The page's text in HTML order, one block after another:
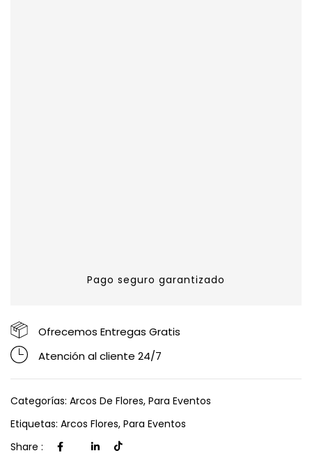
Pago seguro garantizado
Ofrecemos Entregas Gratis
Atención al cliente 24/7
Categorías: Arcos De Flores, Para Eventos
Etiquetas: Arcos Flores, Para Eventos
Share :